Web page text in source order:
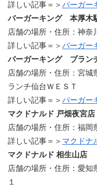
詳しい記事＝＞ バーガー
バーガーキング 本厚木
店舗の場所・住所：神奈
詳しい記事＝＞ バーガー
バーガーキング ブラン
店舗の場所・住所：宮
ランチ仙台ＷＥＳＴ
詳しい記事＝＞ バーガー
マクドナルド 戸畑夜宮店
店舗の場所・住所：福岡
詳しい記事＝＞ マクドナ
マクドナルド 相生山店
店舗の場所・住所：愛知
１